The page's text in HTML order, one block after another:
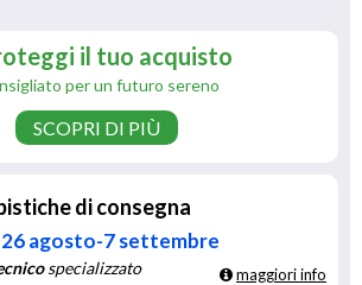
il tuo acquisto
per un futuro sereno
SCOPRI DI PIÙ
di consegna
26 agosto-7 settembre
specializzato maggiori info